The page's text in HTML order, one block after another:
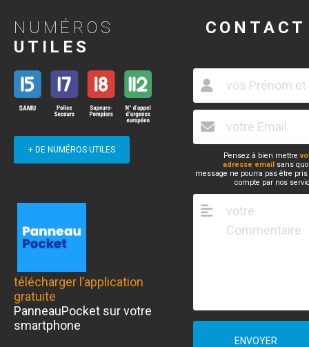
NUMÉROS
UTILES
+ DE NUMÉROS UTILES
télécharger l’application
gratuite
PanneauPocket sur votre
smartphone
CONTACT
Pensez à bien mettre
adresse email sans
message ne pourra pas être
compte par nos
ENVOYER